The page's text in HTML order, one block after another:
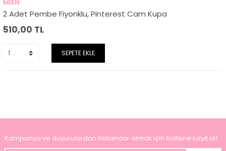
MİEN
2 Adet Pembe Fiyonklu, Pinterest Cam Kupa
510,00 TL
SEPETE EKLE
Kampanya ve duyurulardan haberdar olmak için bültene kayıt ol!